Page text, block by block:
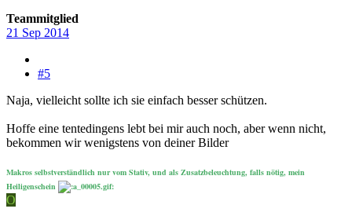
Teammitglied
21 Sep 2014
#5
Naja, vielleicht sollte ich sie einfach besser schützen.
Hoffe eine tentedingens lebt bei mir auch noch, aber wenn nicht,
bekommen wir wenigstens von deiner Bilder
Makros selbstverständlich nur vom Stativ, und als Zusatzbeleuchtung, falls nötig, mein
Heiligenschein
O